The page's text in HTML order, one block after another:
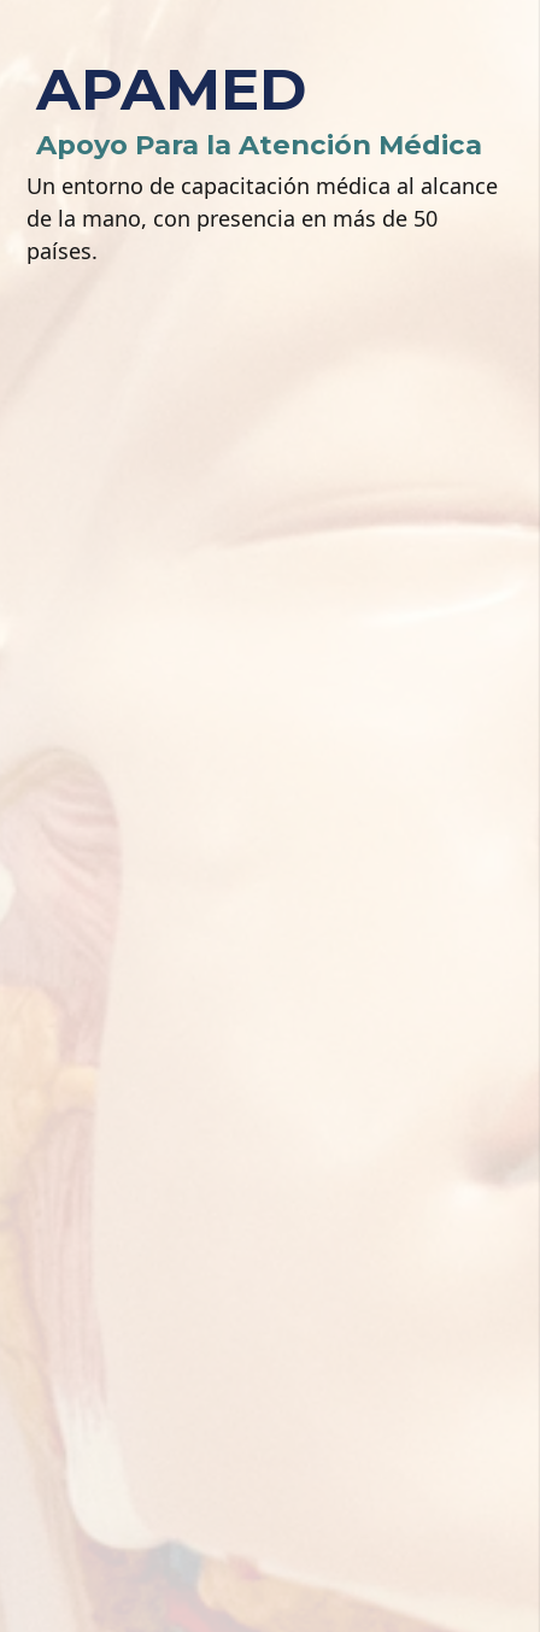
APAMED
Apoyo Para la Atención Médica
Un entorno de capacitación médica al alcance
de la mano, con presencia en más de 50
países.